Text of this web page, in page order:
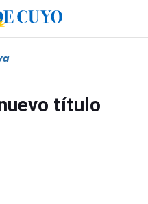
título